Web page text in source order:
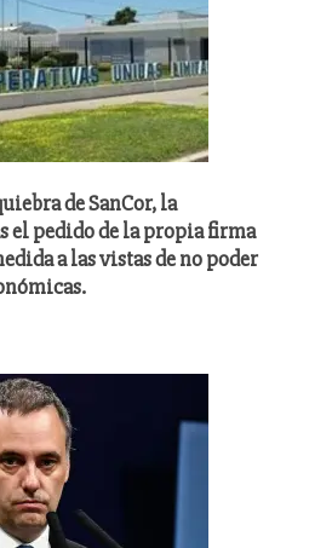
de SanCor, la
el pedido de la propia firma
a las vistas de no poder